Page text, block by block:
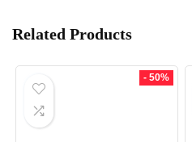
Related Products
- 50%